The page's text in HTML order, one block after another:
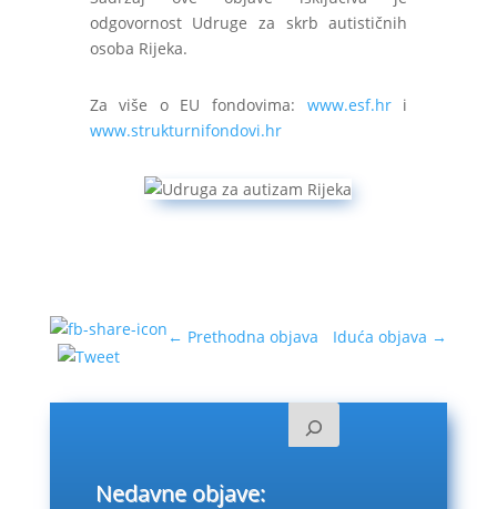
odgovornost Udruge za skrb autističnih
osoba Rijeka.
Za više o EU fondovima: www.esf.hri
www.strukturnifondovi.hr
← Prethodna objava Iduća objava →
Nedavne objave: